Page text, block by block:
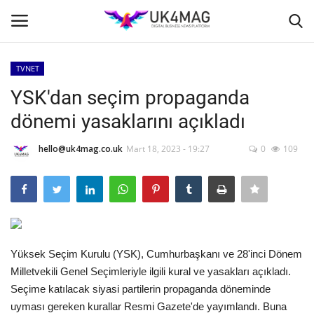
Ana Sayfa
İş Platformu
TVNET
TOPLUM
Londra
İş İlanları
TVNET
YSK'dan seçim propaganda
dönemi yasaklarını açıkladı
hello@uk4mag.co.uk Mart 18, 2023 - 19:27 0 109
Yüksek Seçim Kurulu (YSK), Cumhurbaşkanı ve 28'inci Dönem
Milletvekili Genel Seçimleriyle ilgili kural ve yasakları açıkladı.
Seçime katılacak siyasi partilerin propaganda döneminde
uyması gereken kurallar Resmi Gazete'de yayımlandı. Buna